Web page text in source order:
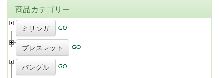
商品カテゴリー
ミサンガ
ブレスレット
バングル